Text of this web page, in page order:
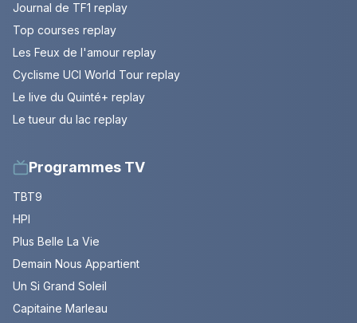
Journal de TF1 replay
Top courses replay
Les Feux de l'amour replay
Cyclisme UCI World Tour replay
Le live du Quinté+ replay
Le tueur du lac replay
Programmes TV
TBT9
HPI
Plus Belle La Vie
Demain Nous Appartient
Un Si Grand Soleil
Capitaine Marleau